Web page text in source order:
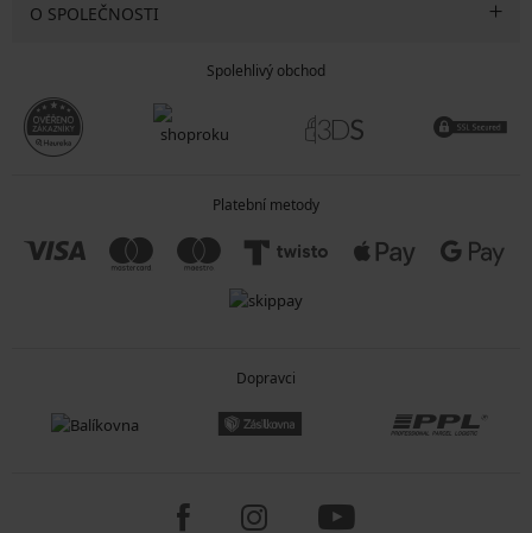
O SPOLEČNOSTI
Spolehlivý obchod
Platební metody
Dopravci